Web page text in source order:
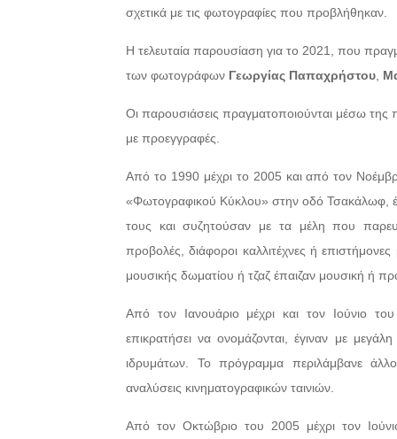
σχετικά με τις φωτογραφίες που προβλήθηκαν.
H τελευταία παρουσίαση για το 2021, που
των φωτογράφων Γεωργίας Παπαχρήστου
Οι παρουσιάσεις πραγματοποιούνται μέσω
με προεγγραφές.
Από το 1990 μέχρι το 2005 και από τον
«Φωτογραφικού Κύκλου» στην οδό Τσακάλωφ,
τους και συζητούσαν με τα μέλη που
προβολές, διάφοροι καλλιτέχνες ή
μουσικής δωματίου ή τζαζ έπαιζαν μουσική ή
Από τον Ιανουάριο μέχρι και τον Ιούνιο
επικρατήσει να ονομάζονται, έγιναν με
ιδρυμάτων. Το πρόγραμμα περιλάμβανε
αναλύσεις κινηματογραφικών ταινιών.
Από τον Οκτώβριο του 2005 μέχρι τον